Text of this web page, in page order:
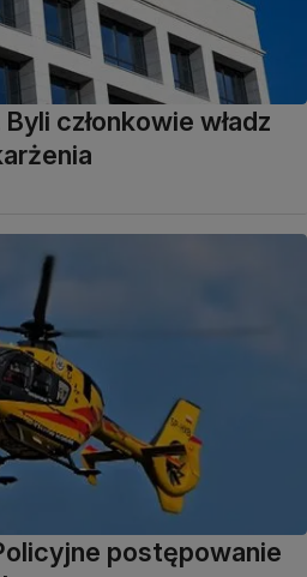
członkowie władz
postępowanie